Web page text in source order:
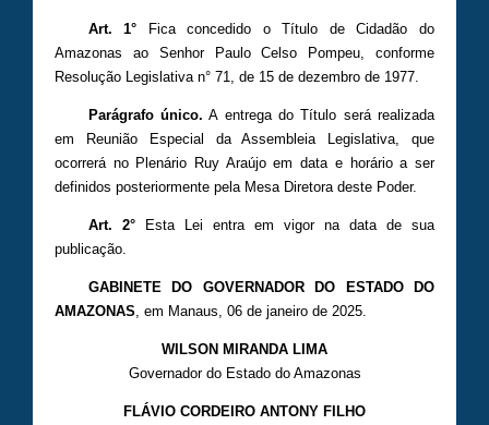
Art. 1°
Fica concedido o Título de Cidadão do
Amazonas ao Senhor Paulo Celso Pompeu, conforme
Resolução Legislativa n° 71, de 15 de dezembro de 1977.
Parágrafo único. A entrega do Título será realizada
em Reunião Especial da Assembleia Legislativa, que
ocorrerá no Plenário Ruy Araújo em data e horário a ser
definidos posteriormente pela Mesa Diretora deste Poder.
Art. 2°
Esta Lei entra em vigor na data de sua
publicação.
GABINETE DO GOVERNADOR DO ESTADO DO
AMAZONAS , em Manaus, 06 de janeiro de 2025.
WILSON MIRANDA LIMA
Governador do Estado do Amazonas
FLÁVIO CORDEIRO ANTONY FILHO